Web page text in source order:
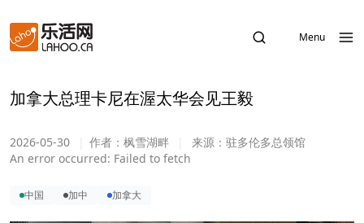
Menu
加拿大总理卡尼在渥太华会见王毅
2026-05-30 作者： 枫雪湖畔 来源： 驻多伦多总领馆
An error occurred: Failed to fetch
中国 加中 加拿大